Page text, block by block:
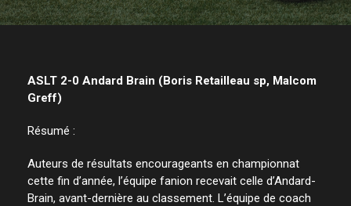
ASLT 2-0 Andard Brain (Boris Retailleau sp, Malcom
Greff)
Résumé :
Auteurs de résultats encourageants en championnat
cette fin d’année, l’équipe fanion recevait celle d’Andard-
Brain, avant-dernière au classement. L’équipe de coach